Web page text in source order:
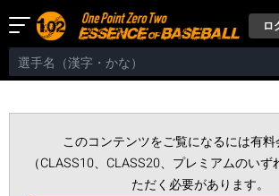
ロ
このコンテンツをご覧になるには有料
（CLASS10、CLASS20、プレミアムのい
ただく必要があります。